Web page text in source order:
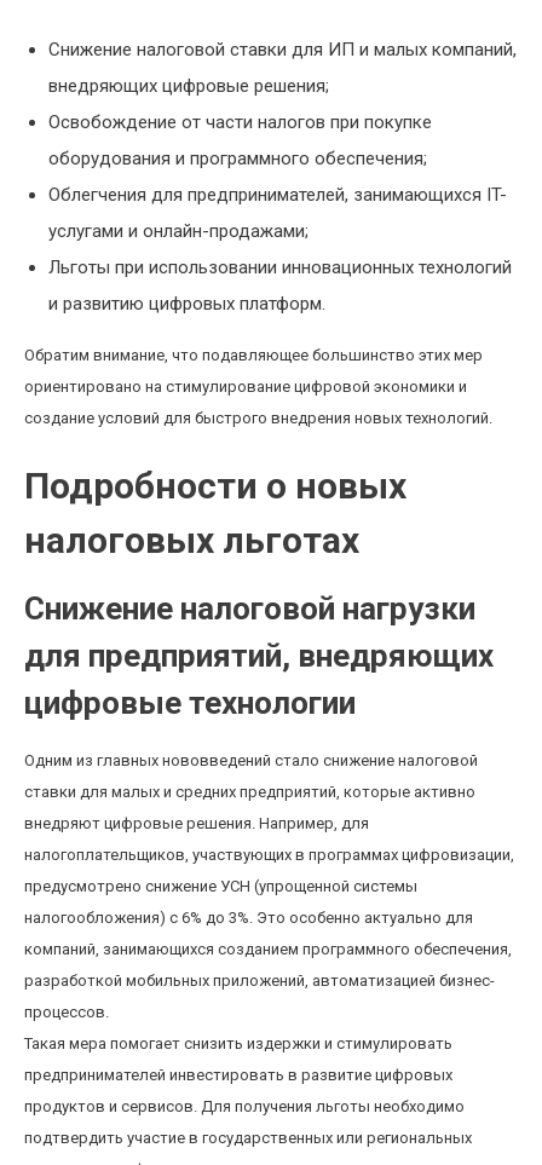
Снижение налоговой ставки для ИП и малых компаний,
внедряющих цифровые решения;
Освобождение от части налогов при покупке
оборудования и программного обеспечения;
Облегчения для предпринимателей, занимающихся IT-
услугами и онлайн-продажами;
Льготы при использовании инновационных технологий
и развитию цифровых платформ.
Обратим внимание, что подавляющее большинство этих мер
ориентировано на стимулирование цифровой экономики и
создание условий для быстрого внедрения новых технологий.
Подробности о новых
налоговых льготах
Снижение налоговой нагрузки
для предприятий, внедряющих
цифровые технологии
Одним из главных нововведений стало снижение налоговой
ставки для малых и средних предприятий, которые активно
внедряют цифровые решения. Например, для
налогоплательщиков, участвующих в программах цифровизации,
предусмотрено снижение УСН (упрощенной системы
налогообложения) с 6% до 3%. Это особенно актуально для
компаний, занимающихся созданием программного обеспечения,
разработкой мобильных приложений, автоматизацией бизнес-
процессов.
Такая мера помогает снизить издержки и стимулировать
предпринимателей инвестировать в развитие цифровых
продуктов и сервисов. Для получения льготы необходимо
подтвердить участие в государственных или региональных